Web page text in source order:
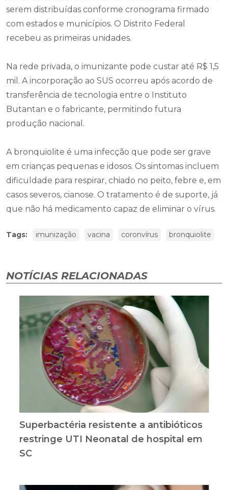
serem distribuídas conforme cronograma firmado
com estados e municípios. O Distrito Federal
recebeu as primeiras unidades.
Na rede privada, o imunizante pode custar até R$ 1,5
mil. A incorporação ao SUS ocorreu após acordo de
transferência de tecnologia entre o Instituto
Butantan e o fabricante, permitindo futura
produção nacional.
A bronquiolite é uma infecção que pode ser grave
em crianças pequenas e idosos. Os sintomas incluem
dificuldade para respirar, chiado no peito, febre e, em
casos severos, cianose. O tratamento é de suporte, já
que não há medicamento capaz de eliminar o vírus.
Tags: imunização vacina coronvírus bronquiolite
NOTÍCIAS RELACIONADAS
Superbactéria resistente a antibióticos
restringe UTI Neonatal de hospital em
SC